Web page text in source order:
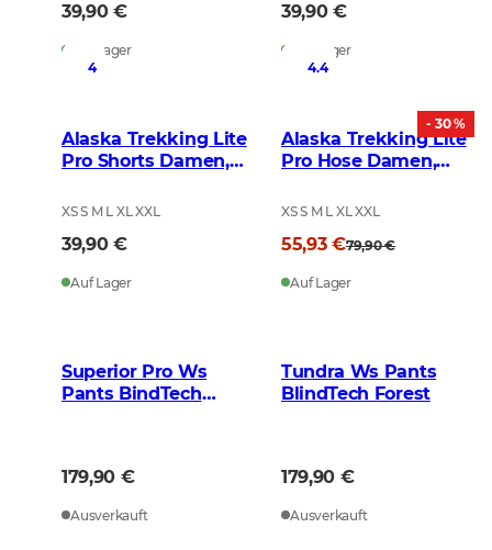
39,90 €
Auf Lager
39,90 €
Auf Lager
4
Alaska Trekking Lite
Pro Shorts Damen,
XS S M L XL XXL
39,90 €
Auf Lager
- 30 %
4.4
Alaska Trekking Lite
Pro Hose Damen,
XS S M L XL XXL
55,93 €79,90 €
Auf Lager
Superior Pro Ws
Pants BindTech
179,90 €
Ausverkauft
Tundra Ws Pants
BlindTech Forest
179,90 €
Ausverkauft